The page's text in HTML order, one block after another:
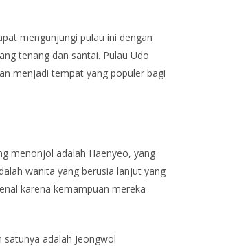
mengunjungi pulau ini dengan
tenang dan santai. Pulau Udo
menjadi tempat yang populer bagi
menonjol adalah Haenyeo, yang
wanita yang berusia lanjut yang
karena kemampuan mereka
satunya adalah Jeongwol